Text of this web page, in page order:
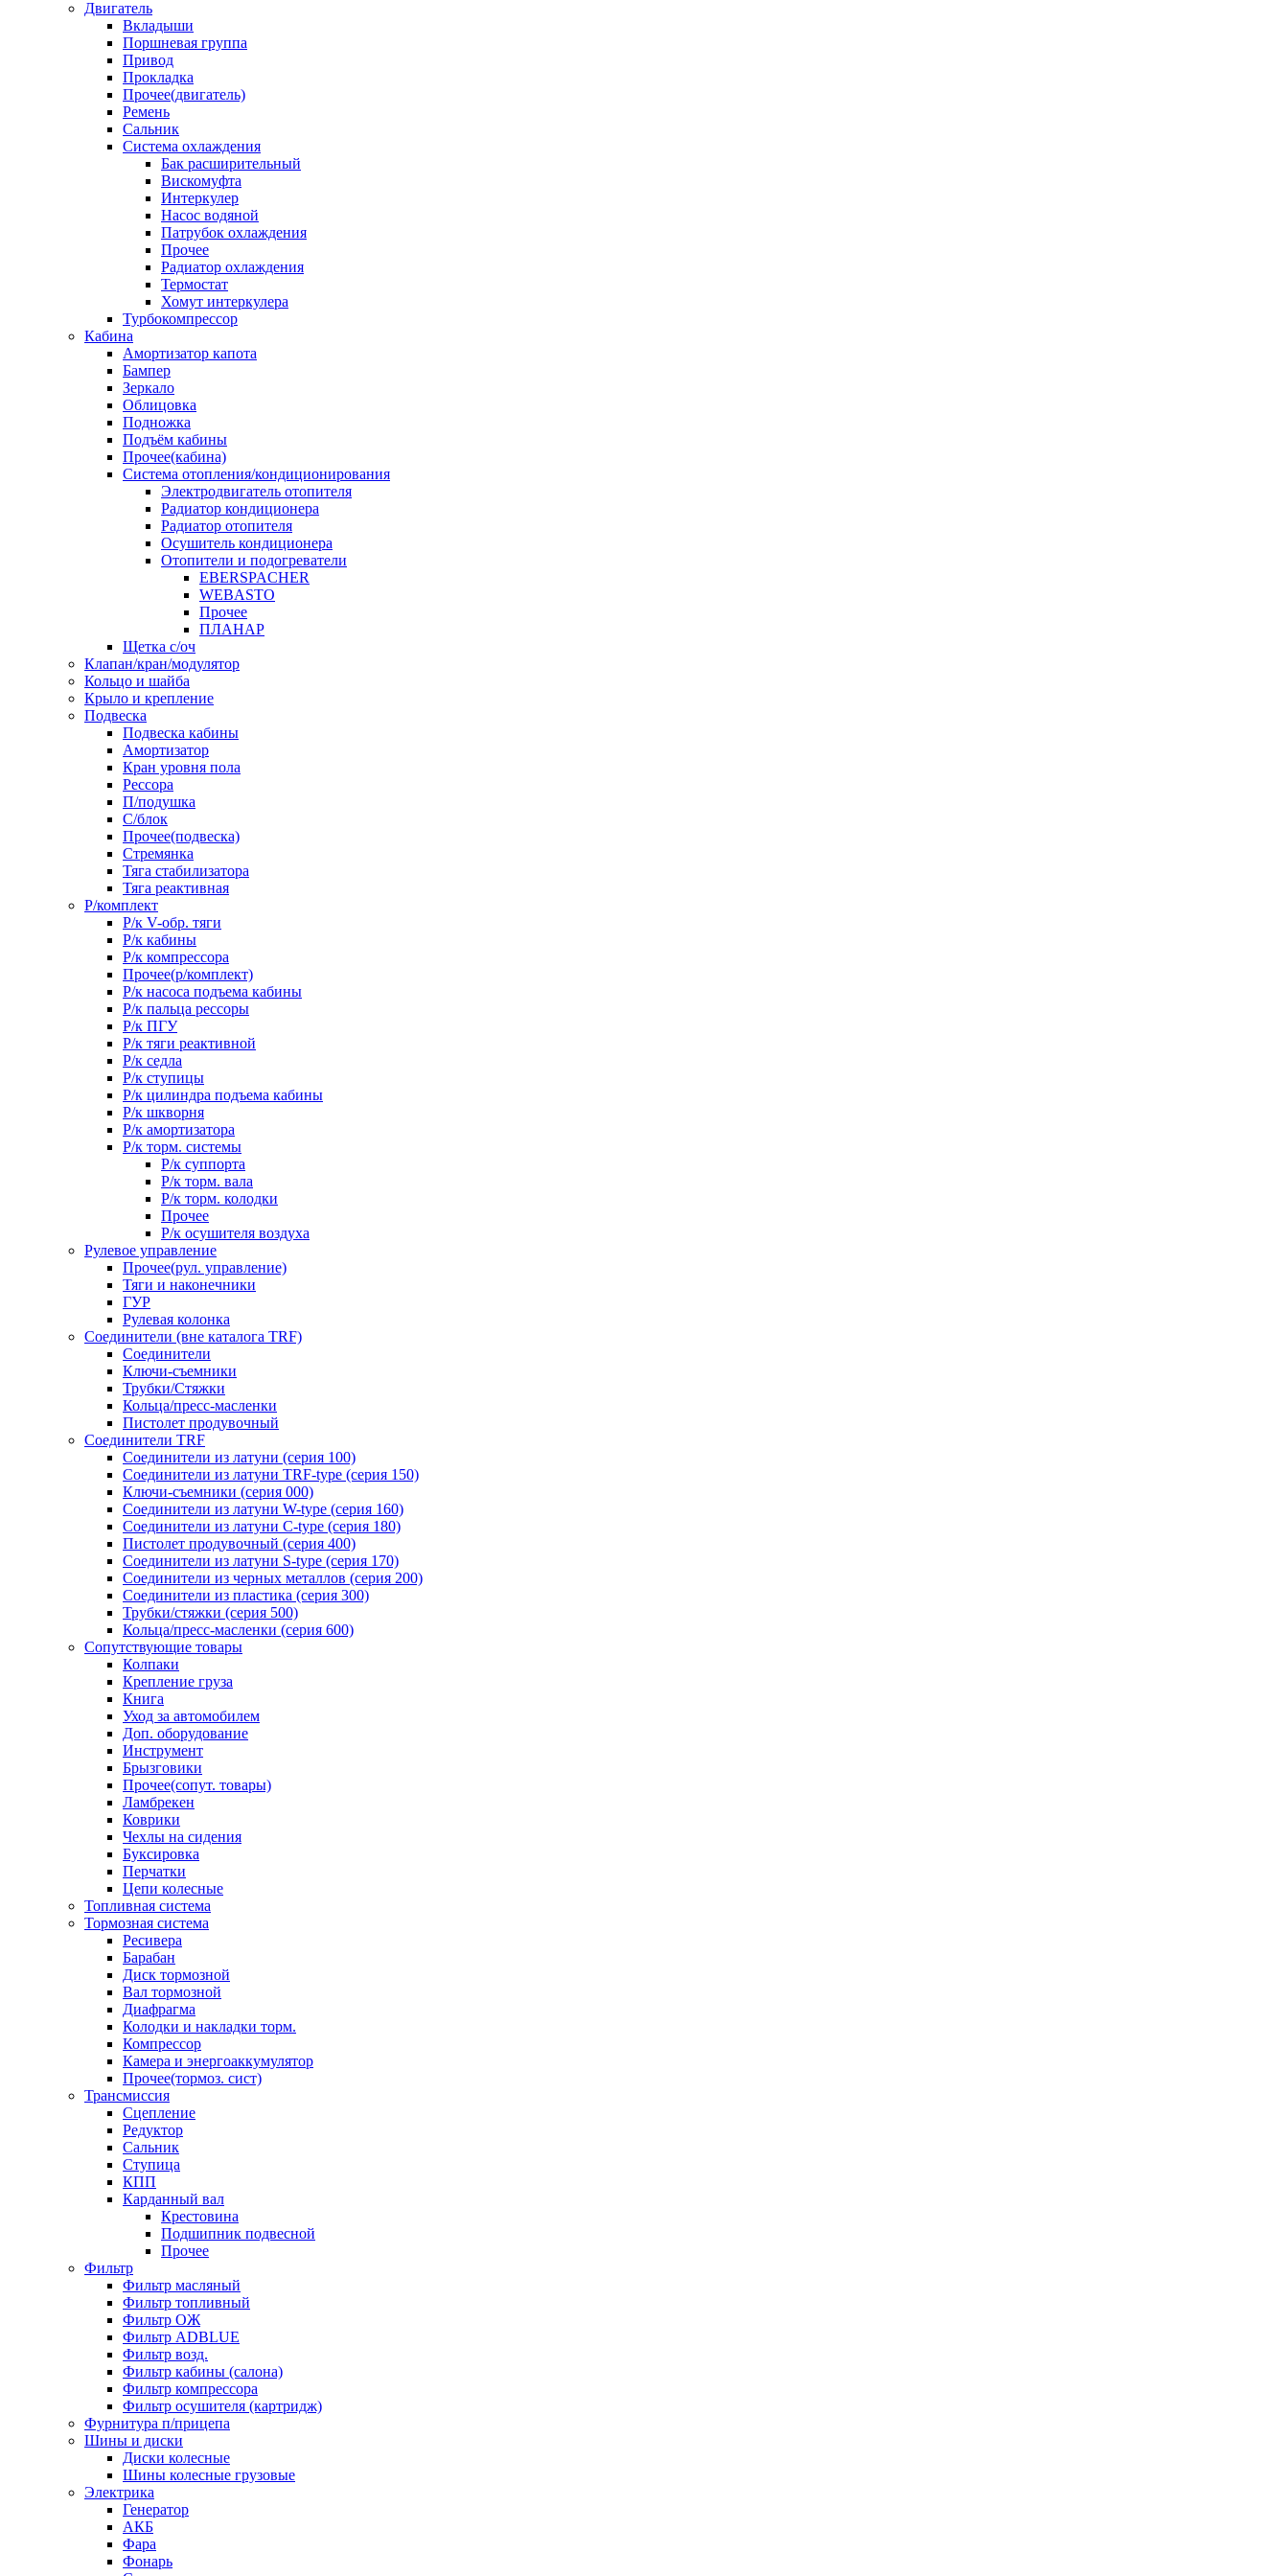
Двигатель
Вкладыши
Поршневая группа
Привод
Прокладка
Прочее(двигатель)
Ремень
Сальник
Система охлаждения
Бак расширительный
Вискомуфта
Интеркулер
Насос водяной
Патрубок охлаждения
Прочее
Радиатор охлаждения
Термостат
Хомут интеркулера
Турбокомпрессор
Кабина
Амортизатор капота
Бампер
Зеркало
Облицовка
Подножка
Подъём кабины
Прочее(кабина)
Система отопления/кондиционирования
Электродвигатель отопителя
Радиатор кондиционера
Радиатор отопителя
Осушитель кондиционера
Отопители и подогреватели
EBERSPACHER
WEBASTO
Прочее
ПЛАНАР
Щетка с/оч
Клапан/кран/модулятор
Кольцо и шайба
Крыло и крепление
Подвеска
Подвеска кабины
Амортизатор
Кран уровня пола
Рессора
П/подушка
С/блок
Прочее(подвеска)
Стремянка
Тяга стабилизатора
Тяга реактивная
Р/комплект
Р/к V-обр. тяги
Р/к кабины
Р/к компрессора
Прочее(р/комплект)
Р/к насоса подъема кабины
Р/к пальца рессоры
Р/к ПГУ
Р/к тяги реактивной
Р/к седла
Р/к ступицы
Р/к цилиндра подъема кабины
Р/к шкворня
Р/к амортизатора
Р/к торм. системы
Р/к суппорта
Р/к торм. вала
Р/к торм. колодки
Прочее
Р/к осушителя воздуха
Рулевое управление
Прочее(рул. управление)
Тяги и наконечники
ГУР
Рулевая колонка
Соединители (вне каталога TRF)
Соединители
Ключи-cъемники
Трубки/Стяжки
Кольца/пресс-масленки
Пистолет продувочный
Соединители TRF
Соединители из латуни (серия 100)
Соединители из латуни TRF-type (серия 150)
Ключи-съемники (серия 000)
Соединители из латуни W-type (серия 160)
Соединители из латуни С-type (серия 180)
Пистолет продувочный (серия 400)
Соединители из латуни S-type (серия 170)
Соединители из черных металлов (серия 200)
Соединители из пластика (серия 300)
Трубки/стяжки (серия 500)
Кольца/пресс-масленки (серия 600)
Сопутствующие товары
Колпаки
Крепление груза
Книга
Уход за автомобилем
Доп. оборудование
Инструмент
Брызговики
Прочее(сопут. товары)
Ламбрекен
Коврики
Чехлы на сидения
Буксировка
Перчатки
Цепи колесные
Топливная система
Тормозная система
Ресивера
Барабан
Диск тормозной
Вал тормозной
Диафрагма
Колодки и накладки торм.
Компрессор
Камера и энергоаккумулятор
Прочее(тормоз. сист)
Трансмиссия
Сцепление
Редуктор
Сальник
Ступица
КПП
Карданный вал
Крестовина
Подшипник подвесной
Прочее
Фильтр
Фильтр масляный
Фильтр топливный
Фильтр ОЖ
Фильтр ADBLUE
Фильтр возд.
Фильтр кабины (салона)
Фильтр компрессора
Фильтр осушителя (картридж)
Фурнитура п/прицепа
Шины и диски
Диски колесные
Шины колесные грузовые
Электрика
Генератор
АКБ
Фара
Фонарь